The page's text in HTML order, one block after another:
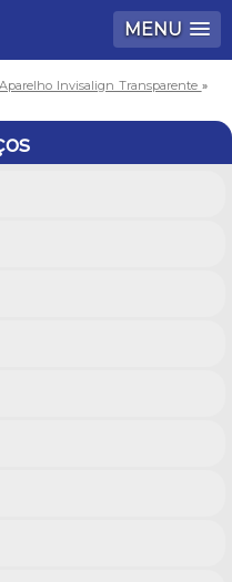
MENU
Aparelho Invisalign Transparente »